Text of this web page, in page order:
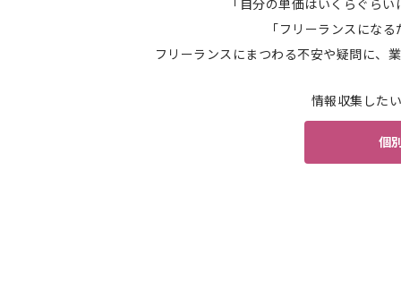
「自分の単価はいくらぐら
「フリーランスにな
フリーランスにまつわる不安や疑問に、
情報収集した
個